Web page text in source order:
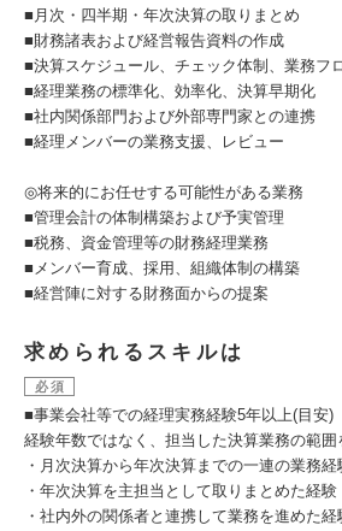
■月次・四半期・年次決算の取りまとめ
■財務諸表および経営報告資料の作成
■決算スケジュール、チェック体制、業務フ
■経理業務の標準化、効率化、決算早期化
■社内関係部門および外部専門家との連携
■経理メンバーの業務支援、レビュー
◎将来的にお任せする可能性がある業務
■管理会計の体制構築および予実管理
■税務、資金管理等の財務経理業務
■メンバー育成、採用、組織体制の構築
■経営陣に対する財務面からの提案
求められるスキルは
必須
■事業会社等での経理実務経験5年以上(目安)
経験年数ではなく、担当した決算業務の範囲
・月次決算から年次決算までの一連の業務経
・年次決算を主担当として取りまとめた経験
・社内外の関係者と連携して業務を進めた経